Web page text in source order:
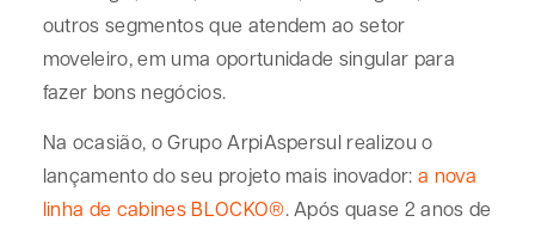
outros segmentos que atendem ao setor
moveleiro, em uma oportunidade singular para
fazer bons negócios.
Na ocasião, o Grupo ArpiAspersul realizou o
lançamento do seu projeto mais inovador: a nova
linha de cabines BLOCKO®. Após quase 2 anos de